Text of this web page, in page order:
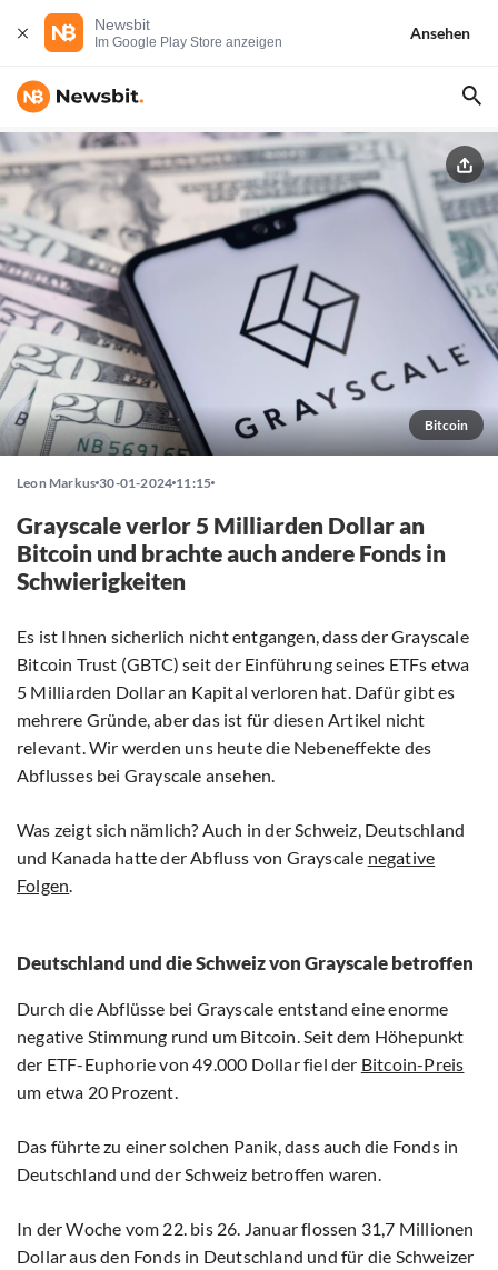
Newsbit
Im Google Play Store anzeigen
Ansehen
Bitcoin
Leon Markus 30-01-2024 11:15
Grayscale verlor 5 Milliarden Dollar an
Bitcoin und brachte auch andere Fonds in
Schwierigkeiten
Es ist Ihnen sicherlich nicht entgangen, dass der Grayscale
Bitcoin Trust (GBTC) seit der Einführung seines ETFs etwa
5 Milliarden Dollar an Kapital verloren hat. Dafür gibt es
mehrere Gründe, aber das ist für diesen Artikel nicht
relevant. Wir werden uns heute die Nebeneffekte des
Abflusses bei Grayscale ansehen.
Was zeigt sich nämlich? Auch in der Schweiz, Deutschland
und Kanada hatte der Abfluss von Grayscale negative
Folgen.
Deutschland und die Schweiz von Grayscale betroffen
Durch die Abflüsse bei Grayscale entstand eine enorme
negative Stimmung rund um Bitcoin. Seit dem Höhepunkt
der ETF-Euphorie von 49.000 Dollar fiel der Bitcoin-Preis
um etwa 20 Prozent.
Das führte zu einer solchen Panik, dass auch die Fonds in
Deutschland und der Schweiz betroffen waren.
In der Woche vom 22. bis 26. Januar flossen 31,7 Millionen
Dollar aus den Fonds in Deutschland und für die Schweizer